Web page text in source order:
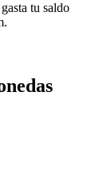
tu saldo